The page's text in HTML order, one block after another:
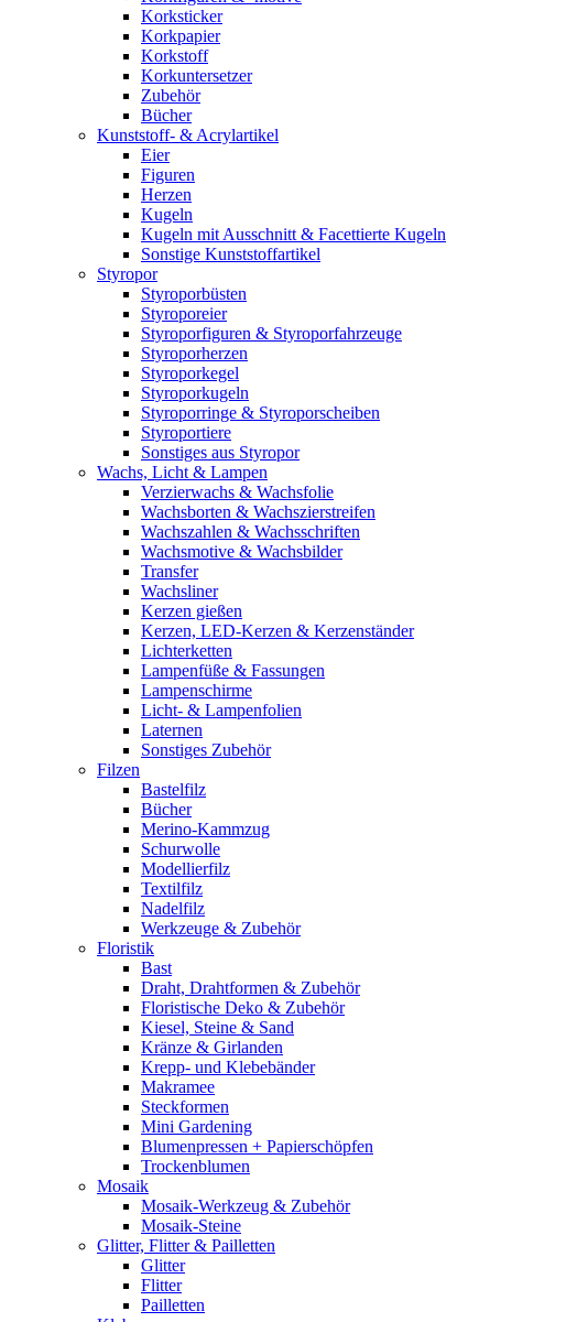
Korksticker
Korkpapier
Korkstoff
Korkuntersetzer
Zubehör
Bücher
Kunststoff- & Acrylartikel
Eier
Figuren
Herzen
Kugeln
Kugeln mit Ausschnitt & Facettierte Kugeln
Sonstige Kunststoffartikel
Styropor
Styroporbüsten
Styroporeier
Styroporfiguren & Styroporfahrzeuge
Styroporherzen
Styroporkegel
Styroporkugeln
Styroporringe & Styroporscheiben
Styroportiere
Sonstiges aus Styropor
Wachs, Licht & Lampen
Verzierwachs & Wachsfolie
Wachsborten & Wachszierstreifen
Wachszahlen & Wachsschriften
Wachsmotive & Wachsbilder
Transfer
Wachsliner
Kerzen gießen
Kerzen, LED-Kerzen & Kerzenständer
Lichterketten
Lampenfüße & Fassungen
Lampenschirme
Licht- & Lampenfolien
Laternen
Sonstiges Zubehör
Filzen
Bastelfilz
Bücher
Merino-Kammzug
Schurwolle
Modellierfilz
Textilfilz
Nadelfilz
Werkzeuge & Zubehör
Floristik
Bast
Draht, Drahtformen & Zubehör
Floristische Deko & Zubehör
Kiesel, Steine & Sand
Kränze & Girlanden
Krepp- und Klebebänder
Makramee
Steckformen
Mini Gardening
Blumenpressen + Papierschöpfen
Trockenblumen
Mosaik
Mosaik-Werkzeug & Zubehör
Mosaik-Steine
Glitter, Flitter & Pailletten
Glitter
Flitter
Pailletten